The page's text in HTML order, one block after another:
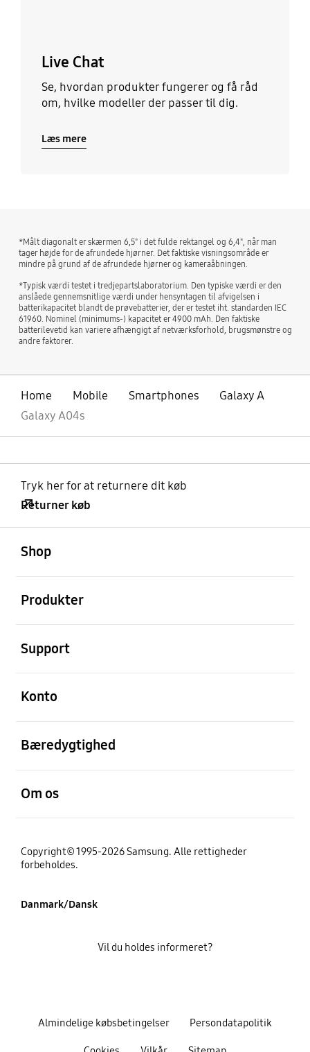
Live Chat
Se, hvordan produkter fungerer og få råd
om, hvilke modeller der passer til dig.
Læs mere
*Målt diagonalt er skærmen 6,5" i det fulde rektangel og 6,4", når man
tager højde for de afrundede hjørner. Det faktiske visningsområde er
mindre på grund af de afrundede hjørner og kameraåbningen.
*Typisk værdi testet i tredjepartslaboratorium. Den typiske værdi er den
anslåede gennemsnitlige værdi under hensyntagen til afvigelsen i
batterikapacitet blandt de prøvebatterier, der er testet iht. standarden IEC
61960. Nominel (minimums-) kapacitet er 4900 mAh. Den faktiske
batterilevetid kan variere afhængigt af netværksforhold, brugsmønstre og
andre faktorer.
Home Mobile Smartphones
Galaxy A
Galaxy A04s
Tryk her for at returnere dit køb
Returner køb
Shop
Produkter
Support
Konto
Bæredygtighed
Om os
Copyright© 1995-2026 Samsung. Alle rettigheder
forbeholdes.
Danmark/Dansk
Almindelige købsbetingelser Persondatapolitik
Vil du holdes informeret?